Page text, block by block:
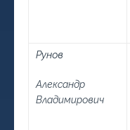
Рунов
Александр
Владимирович